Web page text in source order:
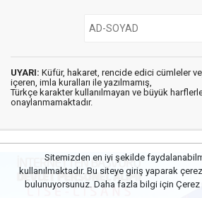
UYARI: Küfür, hakaret, rencide edici cümleler
içeren, imla kuralları ile yazılmamış,
Türkçe karakter kullanılmayan ve büyük
onaylanmamaktadır.
Sitemizden en iyi şekilde
kullanılmaktadır. Bu siteye giriş yaparak
bulunuyorsunuz. Daha fazla bilgi için Çerez